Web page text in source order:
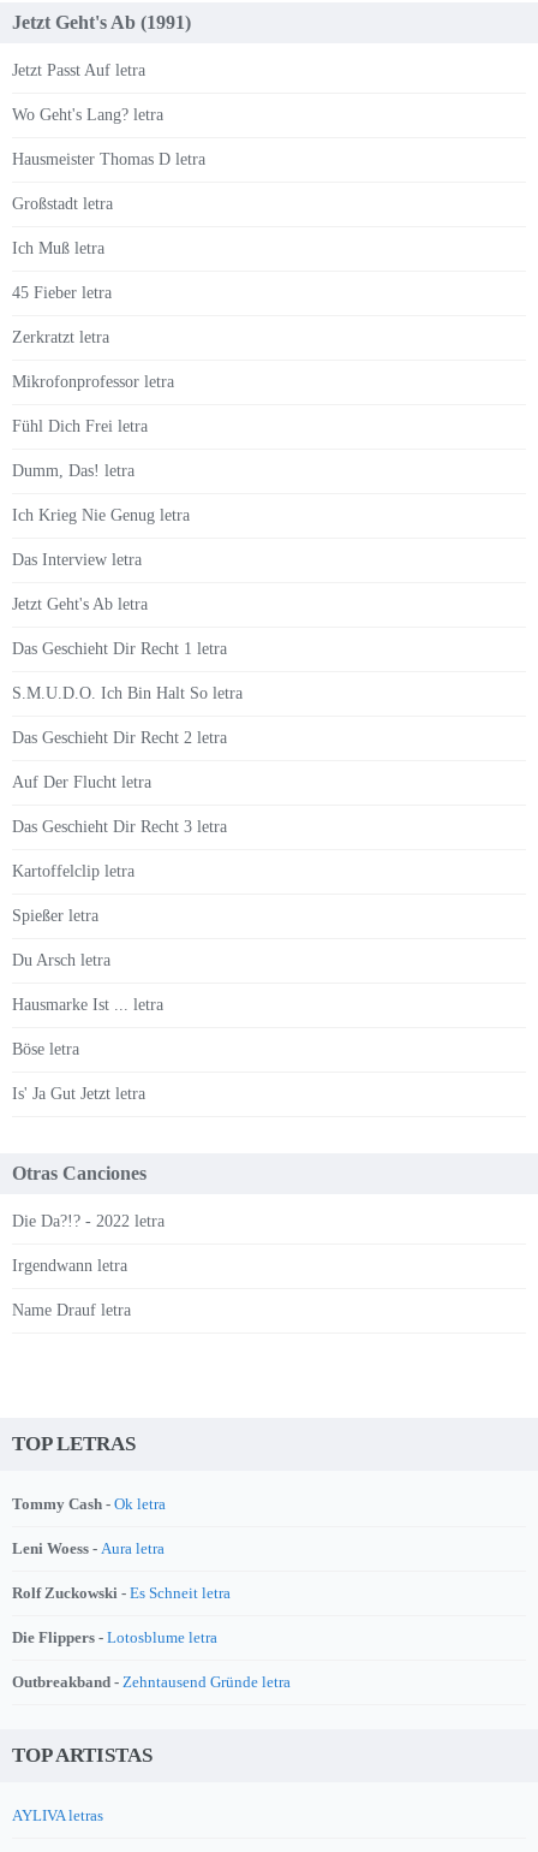
Jetzt Geht's Ab (1991)
Jetzt Passt Auf letra
Wo Geht's Lang? letra
Hausmeister Thomas D letra
Großstadt letra
Ich Muß letra
45 Fieber letra
Zerkratzt letra
Mikrofonprofessor letra
Fühl Dich Frei letra
Dumm, Das! letra
Ich Krieg Nie Genug letra
Das Interview letra
Jetzt Geht's Ab letra
Das Geschieht Dir Recht 1 letra
S.M.U.D.O. Ich Bin Halt So letra
Das Geschieht Dir Recht 2 letra
Auf Der Flucht letra
Das Geschieht Dir Recht 3 letra
Kartoffelclip letra
Spießer letra
Du Arsch letra
Hausmarke Ist ... letra
Böse letra
Is' Ja Gut Jetzt letra
Otras Canciones
Die Da?!? - 2022 letra
Irgendwann letra
Name Drauf letra
TOP LETRAS
Tommy Cash - Ok letra
Leni Woess - Aura letra
Rolf Zuckowski - Es Schneit letra
Die Flippers - Lotosblume letra
Outbreakband - Zehntausend Gründe letra
TOP ARTISTAS
AYLIVA letras